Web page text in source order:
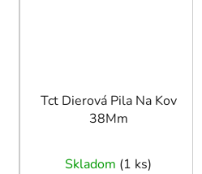
Tct Dierová Pila Na Kov
38Mm
Skladom (1 ks)